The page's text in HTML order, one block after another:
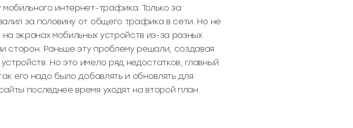
интернет-трафика. Только за
за половину от общего трафика в сети. Но не
экранах мобильных устройств из-за разных
сторон. Раньше эту проблему решали, создавая
Но это имело ряд недостатков, главный
его надо было добавлять и обновлять для
последнее время уходят на второй план.